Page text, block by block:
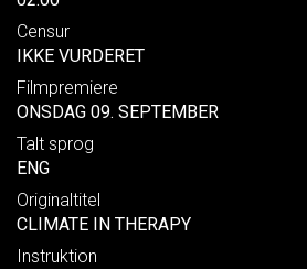
Censur
IKKE VURDERET
Filmpremiere
ONSDAG 09. SEPTEMBER
Talt sprog
ENG
Originaltitel
CLIMATE IN THERAPY
Instruktion